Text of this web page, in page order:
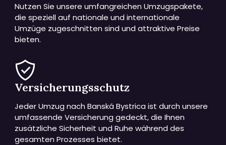
Nutzen Sie unsere umfangreichen Umzugspakete,
die speziell auf nationale und internationale
Umzüge zugeschnitten sind und attraktive Preise
bieten.
Versicherungsschutz
Jeder Umzug nach Banská Bystrica ist durch unsere
umfassende Versicherung gedeckt, die Ihnen
zusätzliche Sicherheit und Ruhe während des
gesamten Prozesses bietet.